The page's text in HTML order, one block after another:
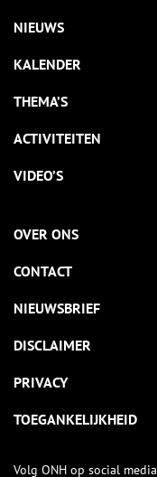
NIEUWS
KALENDER
THEMA’S
ACTIVITEITEN
VIDEO’S
OVER ONS
CONTACT
NIEUWSBRIEF
DISCLAIMER
PRIVACY
TOEGANKELIJKHEID
Volg ONH op social media